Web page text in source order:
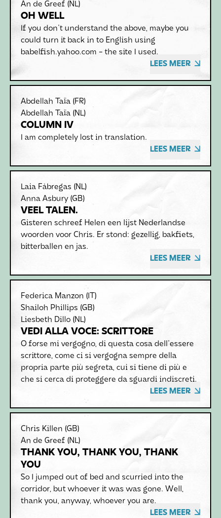
An de Greef (NL)
OH WELL
If you don't understand the above, maybe you
could turn it back in to English using
babelfish.yahoo.com - the site I used.
LEES MEER
Abdellah Taïa (FR)
Abdellah Taïa (NL)
COLUMN IV
I am completely lost in translation.
LEES MEER
Laia Fàbregas (NL)
Anna Asbury (GB)
VEEL TALEN.
Gisteren schreef Helen een lijst Nederlandse
woorden voor Chris. Er stond: gezellig, bakfiets,
bitterballen en jas.
LEES MEER
Federica Manzon (IT)
Shailoh Phillips (GB)
Liesbeth Dillo (NL)
VEDI ALLA VOCE: SCRITTORE
O forse mi vergogno, di questa cosa dell'essere
scrittore, come ci si vergogna sempre della
propria parte più segreta, cui si tiene di più e
che si cerca di proteggere da sguardi indiscreti.
LEES MEER
Chris Killen (GB)
An de Greef (NL)
THANK YOU, THANK YOU, THANK
YOU
So I jumped out of bed and scurried into the
corridor, but whoever it was was gone. Well,
thank you, anyway, whoever you are.
LEES MEER